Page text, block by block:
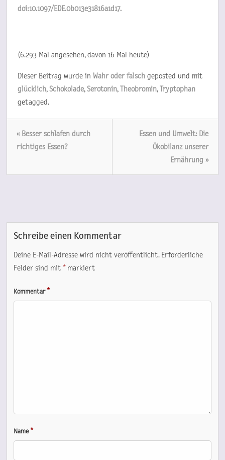
doi:10.1097/EDE.0b013e31816a1d17.
(6.293 Mal angesehen, davon 16 Mal heute)
Dieser Beitrag wurde in Wahr oder falsch geposted und mit
glücklich,Schokolade,Serotonin,Theobromin,Tryptophan
getagged.
« Besser schlafen durch
richtiges Essen?
Essen und Umwelt: Die
Ökobilanz unserer
Ernährung »
Schreibe einen Kommentar
Deine E-Mail-Adresse wird nicht veröffentlicht. Erforderliche
Felder sind mit*markiert
Kommentar*
Name*